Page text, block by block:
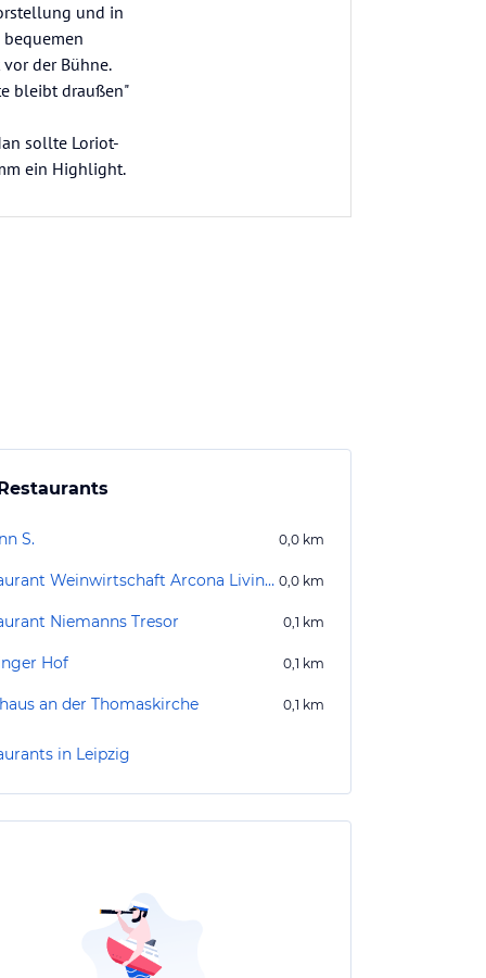
und in
der Bühne.
bleibt draußen"
sollte Loriot-
ein Highlight.
S. 0,0 km
Restaurant Weinwirtschaft Arcona Living Bach 14 0,0 km
Niemanns Tresor 0,1 km
Hof 0,1 km
an der Thomaskirche 0,1 km
in Leipzig